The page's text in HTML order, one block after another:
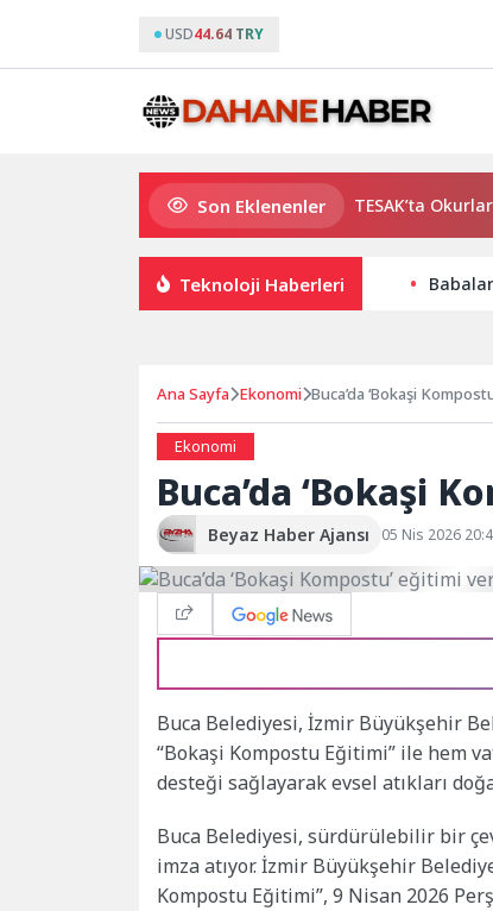
USD44.64 TRY
Son Eklenenler
Usta Yazar Burhan Sönmez TESAK’ta Okurlarıyla
Teknoloji Haberleri
Ana Sayfa Ekonomi Buca’da ‘Bokaşi
Ekonomi
Buca’da ‘Bokaşi
Beyaz Haber Ajansı 05 Nis 2026
Buca Belediyesi, İzmir Büyükşehir
“Bokaşi Kompostu Eğitimi” ile hem
desteği sağlayarak evsel atıkları
Buca Belediyesi, sürdürülebilir bir
imza atıyor. İzmir Büyükşehir
Kompostu Eğitimi”, 9 Nisan 2026